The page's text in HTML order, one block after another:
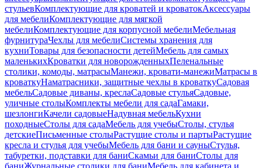
стульевКомплектующие для кроватей и кроватокАксессуары
для мебелиКомплектующие для мягкой
мебелиКомплектующие для корпусной мебелиМебельная
фурнитураЧехлы для мебелиСистемы хранения для
кухниТовары для безопасности детейМебель для самых
маленькихКроватки для новорожденныхПеленальные
столики, комоды, матрасыМанежи, кровати-манежиМатрасы в
кроваткуНаматрасники, защитные чехлы в кроваткуСадовая
мебельСадовые диваны, креслаСадовые стульяСадовые,
уличные столыКомплекты мебели для садаГамаки,
шезлонгиКачели садовыеНадувная мебельКухни
походныеСтолы для садаМебель для учебыСтолы, стулья
детскиеПисьменные столыРастущие столы и партыРастущие
кресла и стулья для учебыМебель для бани и сауныСтулья,
табуретки, подставки для баниСкамьи для баниСтолы для
баниЖурнальные столики для баниМебель для кабинета и